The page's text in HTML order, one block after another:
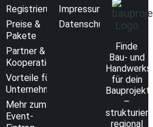
Registrierung
Preise &
Pakete
Partner &
Kooperationen
Vorteile für
Unternehmen
Mehr zum
Event-
Impressum
Datenschutzerklärung
Finde
Bau- und
für dein
Bauprojekt
–
regional